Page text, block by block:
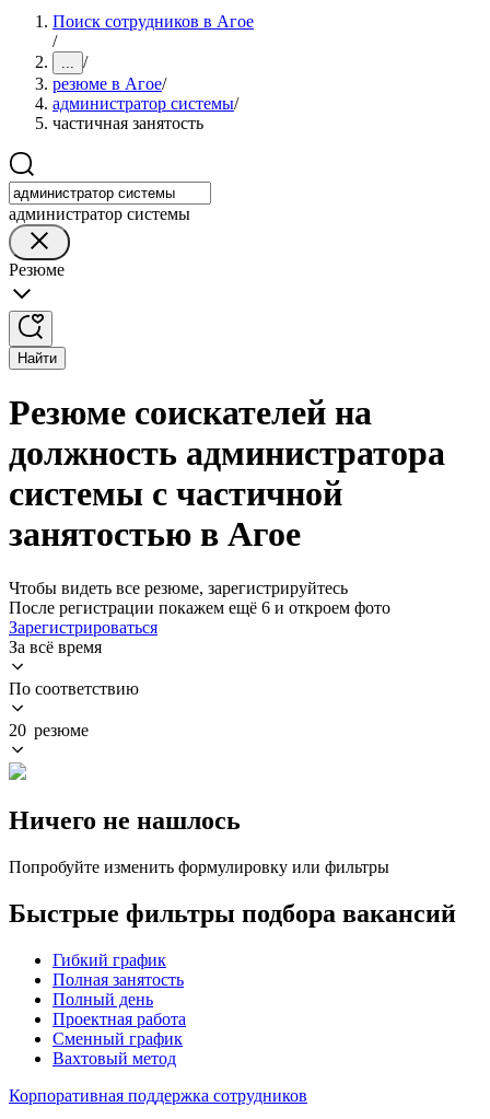
Поиск сотрудников в Агое
/
... /
резюме в Агое/
администратор системы/
частичная занятость
администратор системы
Резюме
Найти
Резюме соискателей на
должность администратора
системы с частичной
занятостью в Агое
Чтобы видеть все резюме, зарегистрируйтесь
После регистрации покажем ещё 6 и откроем фото
Зарегистрироваться
За всё время
По соответствию
20 резюме
Ничего не нашлось
Попробуйте изменить формулировку или фильтры
Быстрые фильтры подбора вакансий
Гибкий график
Полная занятость
Полный день
Проектная работа
Сменный график
Вахтовый метод
Корпоративная поддержка сотрудников